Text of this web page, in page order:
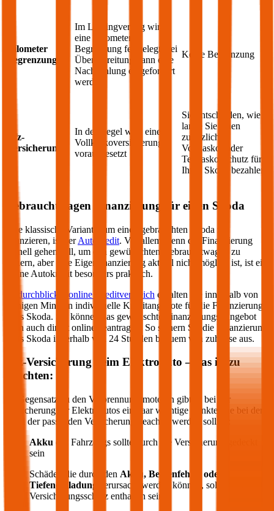
Kilometer
Begrenzung
Im Leasingvertrag wird
eine Kilometer
Begrenzung festgelegt, bei
Überschreitung kann eine
Nachzahlung eingefordert
werden
Keine Begrenzung
Kfz-
Versicherung
In der Regel wird eine
Vollkaskoversicherung
vorausgesetzt
Sie entscheiden, wie
lange Sie einen
zusätzlichen
Vollkasko- oder
Teilkasko-Schutz für
Ihren Skoda bezahlen
Gebrauchtwagen Finanzierung für einen Skoda
Eine klassische Variante, um einen gebrauchten Skoda
finanzieren, ist derAutokredit. Vor allem wenn die Finanzierung
schnell gehen soll, um den gewünschten Gebrauchtwagen zu
sichern, aber eine Eigenfinanzierung aktuell nicht möglich ist, ist ein
online Autokredit besonders praktisch.
durchblicker online Kreditvergleich erhalten Sie innerhalb von
wenigen Minuten individuelle Kreditangebote für die Finanzierung
Ihres Skoda. Sie können das gewünschte Finanzierungs-Angebot
dann auch direkt online beantragen. So sichern Sie die Finanzierung
Ihres Skoda innerhalb von 24 Stunden bequem von zuhause aus.
Kfz-Versicherung beim Elektroauto – das ist zu
beachten:
Im Gegensatz zu den Verbrennungsmotoren gibt es bei der
Versicherung für Elektroautos ein paar wichtige Punkte, die bei der
Wahl der passenden Versicherung beachtet werden sollten:
Akku des Fahrzeugs sollte durch die Versicherung gedeckt
sein
Schäden die durch den Akku, Bedienfehler oder
Tiefenentladung
verursacht werden können, sollten im
Versicherungsschutz enthalten sein